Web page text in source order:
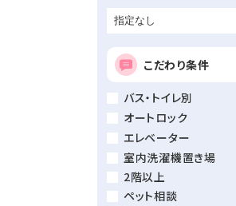
こだわり条件
バス・トイレ別
オートロック
エレベーター
室内洗濯機置き場
2階以上
ペット相談